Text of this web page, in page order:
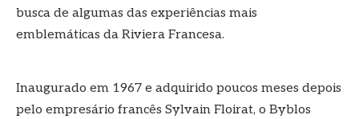
busca de algumas das experiências mais
emblemáticas da Riviera Francesa.
Inaugurado em 1967 e adquirido poucos meses depois
pelo empresário francês Sylvain Floirat, o Byblos